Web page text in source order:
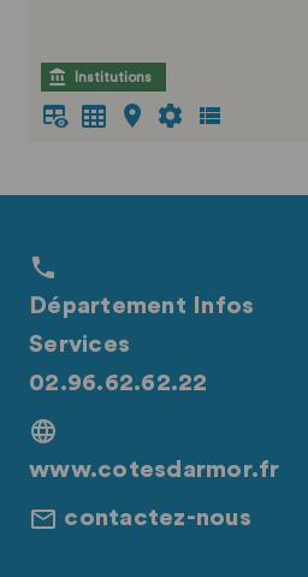
Institutions
Département Infos
Services
02.96.62.62.22
www.cotesdarmor.fr
contactez-nous